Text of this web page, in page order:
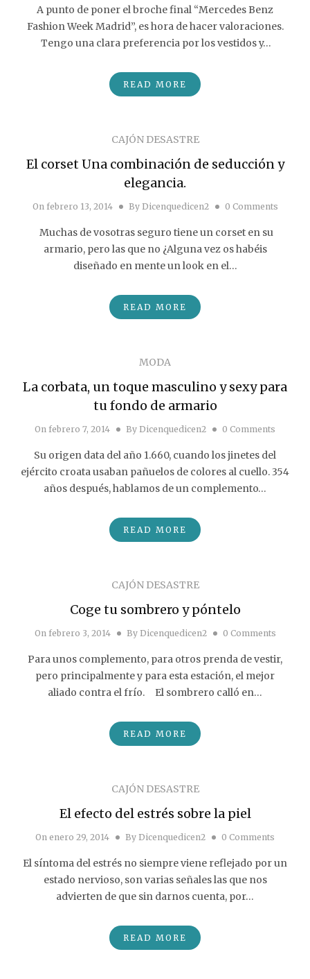
A punto de poner el broche final “Mercedes Benz
Fashion Week Madrid”, es hora de hacer valoraciones.
Tengo una clara preferencia por los vestidos y…
READ MORE
CAJÓN DESASTRE
El corset Una combinación de seducción y
elegancia.
Onfebrero 13, 2014 By Dicenquedicen2 0 Comments
Muchas de vosotras seguro tiene un corset en su
armario, pero las que no ¿Alguna vez os habéis
diseñado en mente un look en el…
READ MORE
MODA
La corbata, un toque masculino y sexy para
tu fondo de armario
On febrero 7, 2014 By Dicenquedicen2 0 Comments
Su origen data del año 1.660, cuando los jinetes del
ejército croata usaban pañuelos de colores al cuello. 354
años después, hablamos de un complemento…
READ MORE
CAJÓN DESASTRE
Coge tu sombrero y póntelo
Onfebrero 3, 2014 By Dicenquedicen2 0 Comments
Para unos complemento, para otros prenda de vestir,
pero principalmente y para esta estación, el mejor
aliado contra el frío. El sombrero calló en…
READ MORE
CAJÓN DESASTRE
El efecto del estrés sobre la piel
On enero 29, 2014 By Dicenquedicen2 0 Comments
El síntoma del estrés no siempre viene reflejado por un
estado nervioso, son varias señales las que nos
advierten de que sin darnos cuenta, por…
READ MORE